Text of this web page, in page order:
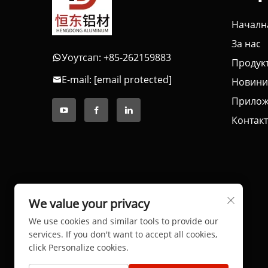
Уоутсап: +85-262159883
E-mail: [email protected]
За нас
Новини
Контакт
We value your privacy
We use cookies and similar tools to provide our
services. If you don't want to accept all cookies,
click Personalize cookies.